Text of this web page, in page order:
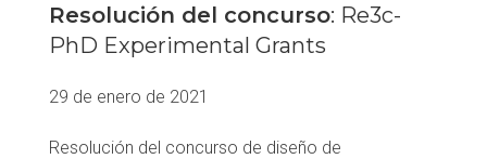
Resolución del concurso: Re3c-
PhD Experimental Grants
29 de enero de 2021
Resolución del concurso de diseño de